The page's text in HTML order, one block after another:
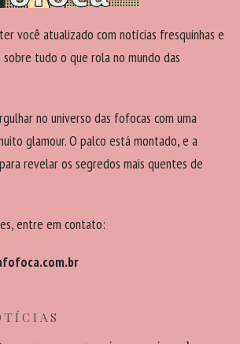
você atualizado com notícias fresquinhas e
sobre tudo o que rola no mundo das
no universo das fofocas com uma
glamour. O palco está montado, e a
revelar os segredos mais quentes de
entre em contato: